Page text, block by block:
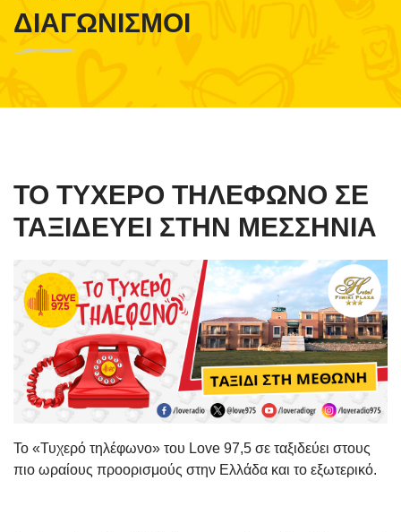
ΔΙΑΓΩΝΙΣΜΟΙ
ΤΟ ΤΥΧΕΡΟ ΤΗΛΕΦΩΝΟ ΣΕ
ΤΑΞΙΔΕΥΕΙ ΣΤΗΝ ΜΕΣΣΗΝΙΑ
Το «Τυχερό τηλέφωνο» του Love 97,5 σε ταξιδεύει στους
πιο ωραίους προορισμούς στην Ελλάδα και το εξωτερικό.